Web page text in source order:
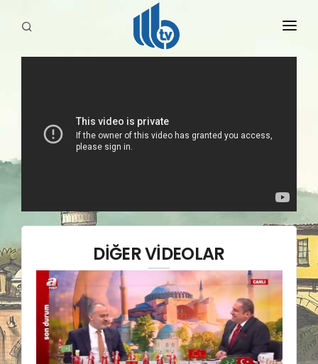
YAYINLARIMIZ
DİĞER VİDEOLAR